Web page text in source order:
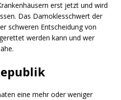
erst jetzt und wird
Das Damoklesschwert der
schweren Entscheidung von
werden kann und wer
eine mehr oder weniger